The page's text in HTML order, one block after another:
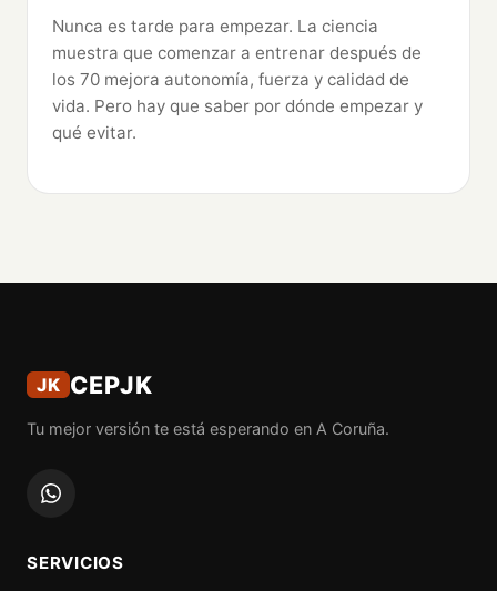
Nunca es tarde para empezar. La ciencia
muestra que comenzar a entrenar después de
los 70 mejora autonomía, fuerza y calidad de
vida. Pero hay que saber por dónde empezar y
qué evitar.
JK CEPJK
Tu mejor versión te está esperando en A Coruña.
SERVICIOS